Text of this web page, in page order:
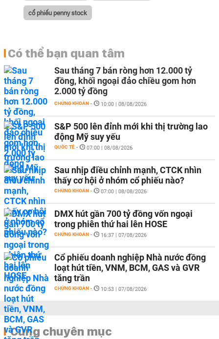
cổ phiếu penny stock
Có thể bạn quan tâm
Sau tháng 7 bán ròng hơn 12.000 tỷ
đồng, khối ngoại đảo chiều gom hơn
2.000 tỷ đồng
CHỨNG KHOÁN - 10:00 | 08/08/2026
S&P 500 lên đỉnh mới khi thị trường lao
động Mỹ suy yếu
QUỐC TẾ - 07:00 | 08/08/2026
Sau nhịp điều chỉnh mạnh, CTCK nhìn
thấy cơ hội ở nhóm cổ phiếu nào?
CHỨNG KHOÁN - 07:00 | 08/08/2026
DMX hút gần 700 tỷ đồng vốn ngoại
trong phiên thứ hai lên HOSE
CHỨNG KHOÁN - 16:37 | 07/08/2026
Cổ phiếu doanh nghiệp Nhà nước đồng
loạt hút tiền, VNM, BCM, GAS và GVR
tăng trần
CHỨNG KHOÁN - 10:53 | 07/08/2026
Cùng chuyên mục